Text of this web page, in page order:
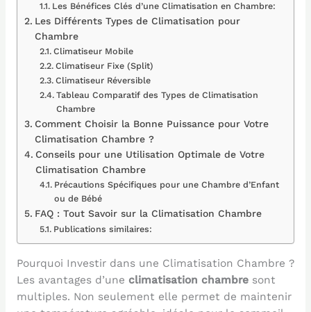
Les Bénéfices Clés d’une Climatisation en Chambre:
Les Différents Types de Climatisation pour
Chambre
Climatiseur Mobile
Climatiseur Fixe (Split)
Climatiseur Réversible
Tableau Comparatif des Types de Climatisation
Chambre
Comment Choisir la Bonne Puissance pour Votre
Climatisation Chambre ?
Conseils pour une Utilisation Optimale de Votre
Climatisation Chambre
Précautions Spécifiques pour une Chambre d’Enfant
ou de Bébé
FAQ : Tout Savoir sur la Climatisation Chambre
Publications similaires:
Pourquoi Investir dans une Climatisation Chambre ?
Les avantages d’une climatisation chambresont
multiples. Non seulement elle permet de maintenir